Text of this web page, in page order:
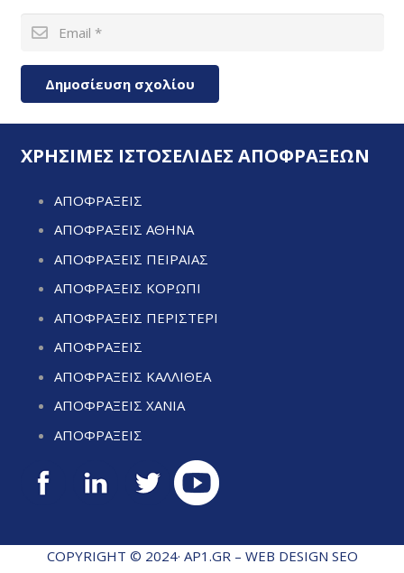
Δημοσίευση σχολίου
ΧΡΗΣΙΜΕΣ ΙΣΤΟΣΕΛΙΔΕΣ ΑΠΟΦΡΑΞΕΩΝ
ΑΠΟΦΡΑΞΕΙΣ
ΑΠΟΦΡΑΞΕΙΣ ΑΘΗΝΑ
ΑΠΟΦΡΑΞΕΙΣ ΠΕΙΡΑΙΑΣ
ΑΠΟΦΡΑΞΕΙΣ ΚΟΡΩΠΙ
ΑΠΟΦΡΑΞΕΙΣ ΠΕΡΙΣΤΕΡΙ
ΑΠΟΦΡΑΞΕΙΣ
ΑΠΟΦΡΑΞΕΙΣ ΚΑΛΛΙΘΕΑ
ΑΠΟΦΡΑΞΕΙΣ ΧΑΝΙΑ
ΑΠΟΦΡΑΞΕΙΣ
COPYRIGHT © 2024· AP1.GR – WEB DESIGN SEO